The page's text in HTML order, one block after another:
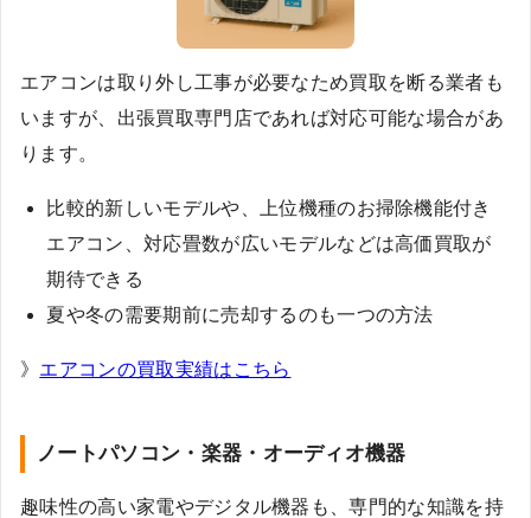
エアコンは取り外し工事が必要なため買取を断る業者も
いますが、出張買取専門店であれば対応可能な場合があ
ります。
比較的新しいモデルや、上位機種のお掃除機能付き
エアコン、対応畳数が広いモデルなどは高価買取が
期待できる
夏や冬の需要期前に売却するのも一つの方法
》 エアコンの買取実績はこちら
ノートパソコン・楽器・オーディオ機器
趣味性の高い家電やデジタル機器も、専門的な知識を持